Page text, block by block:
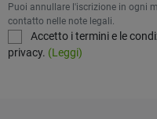
Puoi annullare l'iscrizione in ogni
contatto nelle note legali.
Accetto i termini e le
privacy. (Leggi)